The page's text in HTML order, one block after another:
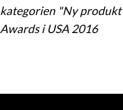
kategorien "Ny
Awards i USA 2016